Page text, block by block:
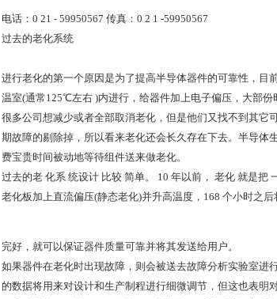
电话：0 21 - 59950567 传真：0 2 1 -59950567
过去的老化系统
进行老化的第一个原因是为了提高半导体器件的可靠性，目
温室(通常125℃左右 )内进行，给器件加上电子偏压，大部份
很多公司想减少或者全部取消老化，但是他们又找不到其它
期故障的剔除掉，所以看来老化还会长久存在下去。半导体
费宝贵时间被动地等待组件送来做老化。
过去的老 化系 统设计 比较 简单。 10 年以前， 老化 就是把
老化板加上直流偏压(静态老化)并升高温度，168 个小时之
完好，就可以保证器件质量可靠并将其发送给用户。
如果器件在老化时出现故障，则会被送去故障分析实验室进
的数据将用来对设计和生产制程进行细微调节，但这也表明